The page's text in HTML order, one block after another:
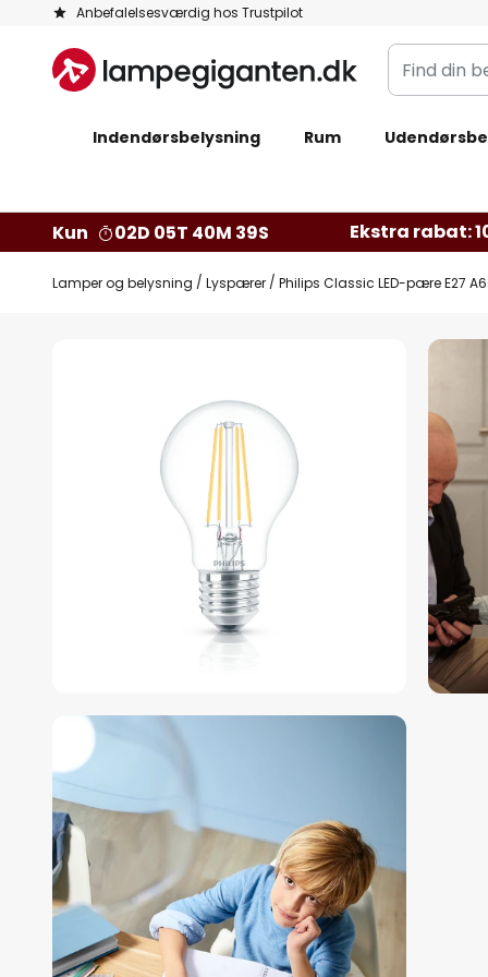
Anbefalelsesværdig hos Trustpilot
Skip
Content
Find
din
Indendørsbelysning Rum
Kun 02D 05T 40M 38S Ekstra rabat:
Lamper og belysning Lyspærer Philips Classic LED-pære E27
billedgalleriet